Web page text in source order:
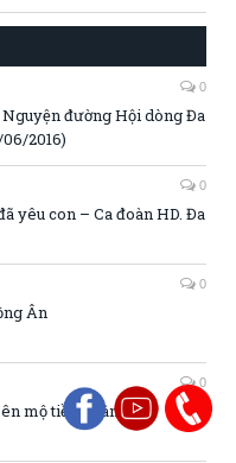
0
đường Hội dòng Đa
2016)
0
yêu con – Ca đoàn HD. Đa
0
Ân
0
mộ tiền nhân